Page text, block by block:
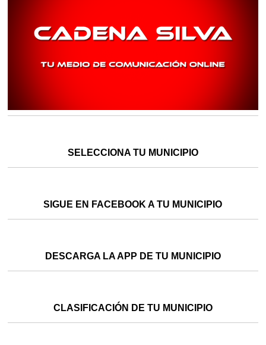
SELECCIONA TU MUNICIPIO
SIGUE EN FACEBOOK A TU MUNICIPIO
DESCARGA LA APP DE TU MUNICIPIO
CLASIFICACIÓN DE TU MUNICIPIO